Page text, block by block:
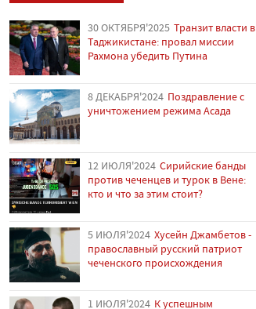
30 ОКТЯБРЯ'2025 Транзит власти в
Таджикистане: провал миссии
Рахмона убедить Путина
8 ДЕКАБРЯ'2024 Поздравление с
уничтожением режима Асада
12 ИЮЛЯ'2024 Сирийские банды
против чеченцев и турок в Вене:
кто и что за этим стоит?
5 ИЮЛЯ'2024 Хусейн Джамбетов -
православный русский патриот
чеченского происхождения
1 ИЮЛЯ'2024 К успешным